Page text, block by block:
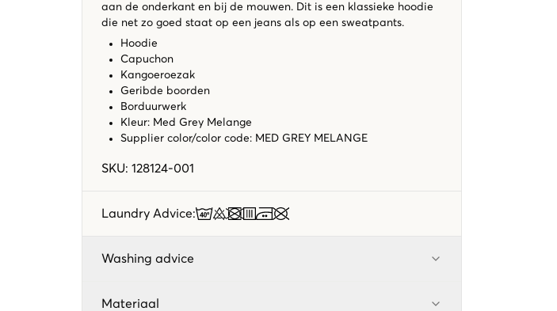
aan de onderkant en bij de mouwen. Dit is een klassieke hoodie
die net zo goed staat op een jeans als op een sweatpants.
Hoodie
Capuchon
Kangoeroezak
Geribde boorden
Borduurwerk
Kleur: Med Grey Melange
Supplier color/color code: MED GREY MELANGE
SKU: 128124-001
Laundry Advice:
Washing advice
Materiaal